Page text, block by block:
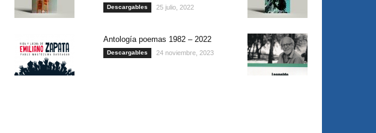
Descargables 25 julio, 2022
Antología poemas 1982 – 2022
Descargables 24 noviembre, 2023